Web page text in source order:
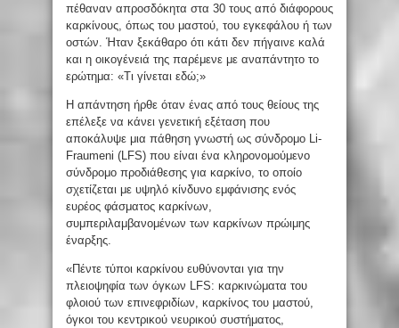
πέθαναν απροσδόκητα στα 30 τους από διάφορους
καρκίνους, όπως του μαστού, του εγκεφάλου ή των
οστών. Ήταν ξεκάθαρο ότι κάτι δεν πήγαινε καλά
και η οικογένειά της παρέμενε με αναπάντητο το
ερώτημα: «Τι γίνεται εδώ;»
Η απάντηση ήρθε όταν ένας από τους θείους της
επέλεξε να κάνει γενετική εξέταση που
αποκάλυψε μια πάθηση γνωστή ως σύνδρομο Li-
Fraumeni (LFS) που είναι ένα κληρονομούμενο
σύνδρομο προδιάθεσης για καρκίνο, το οποίο
σχετίζεται με υψηλό κίνδυνο εμφάνισης ενός
ευρέος φάσματος καρκίνων,
συμπεριλαμβανομένων των καρκίνων πρώιμης
έναρξης.
«Πέντε τύποι καρκίνου ευθύνονται για την
πλειοψηφία των όγκων LFS: καρκινώματα του
φλοιού των επινεφριδίων, καρκίνος του μαστού,
όγκοι του κεντρικού νευρικού συστήματος,